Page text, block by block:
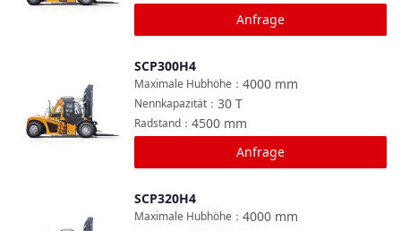
Anfrage
SCP300H4
4000 mm
Maximale Hubhöhe ：
30 T
Nennkapazität ：
4500 mm
Radstand ：
Anfrage
SCP320H4
4000 mm
Maximale Hubhöhe ：